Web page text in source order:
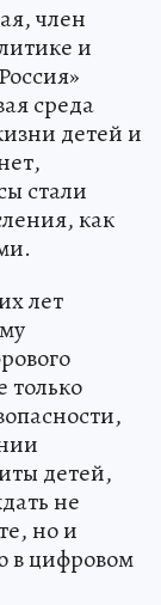
член
и
среда
детей и
стали
как
лет
только
детей,
не
но и
в цифровом